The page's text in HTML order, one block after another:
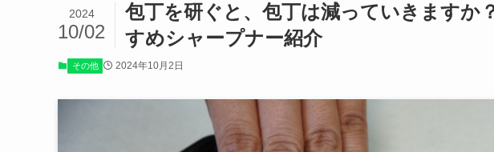
包丁を研ぐと、包丁は減っていきますか
すめシャープナー紹介
2024
10/02
その他 2024年10月2日